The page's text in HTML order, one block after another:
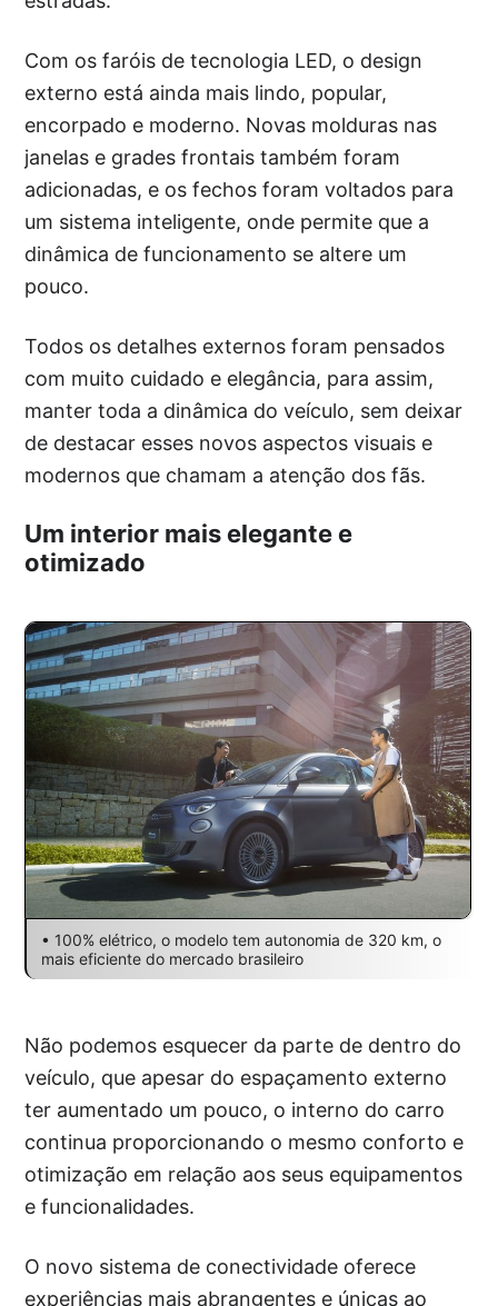
Com os faróis de tecnologia LED, o design
externo está ainda mais lindo, popular,
encorpado e moderno. Novas molduras nas
janelas e grades frontais também foram
adicionadas, e os fechos foram voltados para
um sistema inteligente, onde permite que a
dinâmica de funcionamento se altere um
pouco.
Todos os detalhes externos foram pensados
com muito cuidado e elegância, para assim,
manter toda a dinâmica do veículo, sem deixar
de destacar esses novos aspectos visuais e
modernos que chamam a atenção dos fãs.
Um interior mais elegante e
otimizado
• 100% elétrico, o modelo tem autonomia de 320 km, o
mais eficiente do mercado brasileiro
Não podemos esquecer da parte de dentro do
veículo, que apesar do espaçamento externo
ter aumentado um pouco, o interno do carro
continua proporcionando o mesmo conforto e
otimização em relação aos seus equipamentos
e funcionalidades.
O novo sistema de conectividade oferece
experiências mais abrangentes e únicas ao